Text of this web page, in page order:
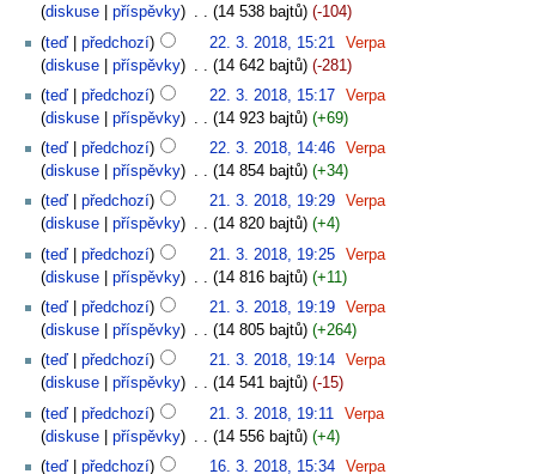
diskuse
příspěvky 14 538 bajtů
-104
teď
předchozí 22. 3. 2018, 15:21
Verpa
diskuse
příspěvky 14 642 bajtů
-281
teď
předchozí 22. 3. 2018, 15:17
Verpa
diskuse
příspěvky 14 923 bajtů
+69
teď
předchozí 22. 3. 2018, 14:46
Verpa
diskuse
příspěvky 14 854 bajtů
+34
teď
předchozí 21. 3. 2018, 19:29
Verpa
diskuse
příspěvky 14 820 bajtů
+4
teď
předchozí 21. 3. 2018, 19:25
Verpa
diskuse
příspěvky 14 816 bajtů
+11
teď
předchozí 21. 3. 2018, 19:19
Verpa
diskuse
příspěvky 14 805 bajtů
+264
teď
předchozí 21. 3. 2018, 19:14
Verpa
diskuse
příspěvky 14 541 bajtů
-15
teď
předchozí 21. 3. 2018, 19:11
Verpa
diskuse
příspěvky 14 556 bajtů
+4
teď
předchozí 16. 3. 2018, 15:34 Verpa